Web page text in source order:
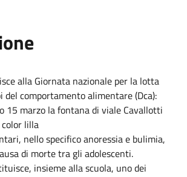
alla Giornata nazionale per la lotta
comportamento alimentare (Dca):
15 marzo la fontana di viale Cavallotti
lilla
nello specifico anoressia e bulimia,
di morte tra gli adolescenti.
insieme alla scuola, uno dei